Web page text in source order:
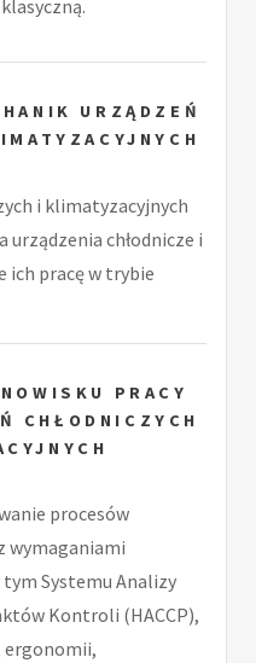
URZĄDZEŃ
i klimatyzacyjnych
chłodnicze i
ich pracę w trybie
PRACY
CHŁODNICZYCH
procesów
wymaganiami
Systemu Analizy
Kontroli (HACCP),
ergonomii,